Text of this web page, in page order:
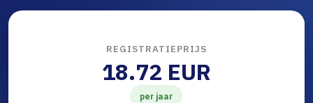
REGISTRATIEPRIJS
18.72 EUR
per jaar